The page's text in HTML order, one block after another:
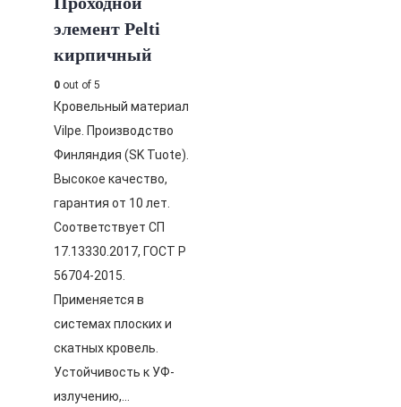
элемент Pelti
кирпичный
0 out of 5
Кровельный материал
Vilpe. Производство
Финляндия (SK Tuote).
Высокое качество,
гарантия от 10 лет.
Соответствует СП
17.13330.2017, ГОСТ Р
56704-2015.
Применяется в
системах плоских и
скатных кровель.
Устойчивость к УФ-
излучению,…